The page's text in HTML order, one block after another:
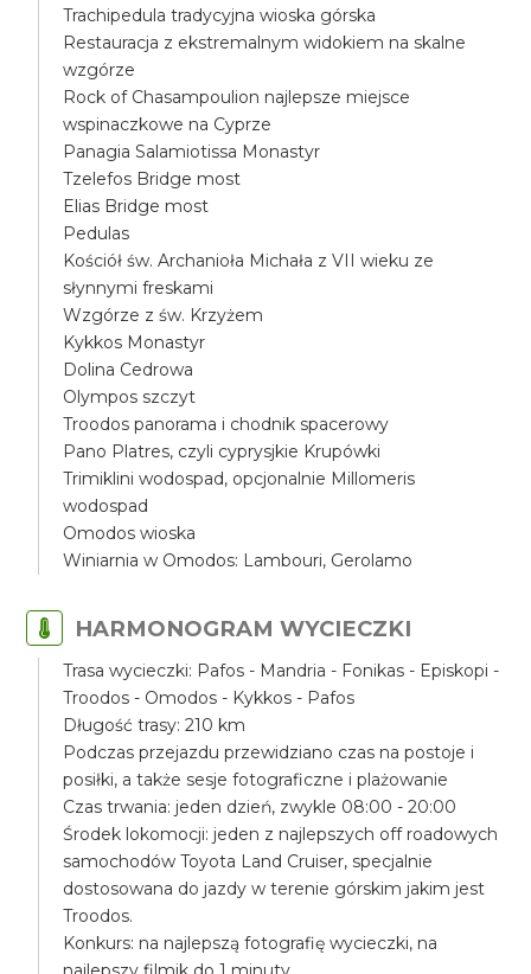
Trachipedula tradycyjna wioska górska
Restauracja z ekstremalnym widokiem na skalne
wzgórze
Rock of Chasampoulion najlepsze miejsce
wspinaczkowe na Cyprze
Panagia Salamiotissa Monastyr
Tzelefos Bridge most
Elias Bridge most
Pedulas
Kościół św. Archanioła Michała z VII wieku ze
słynnymi freskami
Wzgórze z św. Krzyżem
Kykkos Monastyr
Dolina Cedrowa
Olympos szczyt
Troodos panorama i chodnik spacerowy
Pano Platres, czyli cyprysjkie Krupówki
Trimiklini wodospad, opcjonalnie Millomeris
wodospad
Omodos wioska
Winiarnia w Omodos: Lambouri, Gerolamo
HARMONOGRAM WYCIECZKI
Trasa wycieczki: Pafos - Mandria - Fonikas - Episkopi -
Troodos - Omodos - Kykkos - Pafos
Długość trasy: 210 km
Podczas przejazdu przewidziano czas na postoje i
posiłki, a także sesje fotograficzne i plażowanie
Czas trwania: jeden dzień, zwykle 08:00 - 20:00
Środek lokomocji: jeden z najlepszych off roadowych
samochodów Toyota Land Cruiser, specjalnie
dostosowana do jazdy w terenie górskim jakim jest
Troodos.
Konkurs: na najlepszą fotografię wycieczki, na